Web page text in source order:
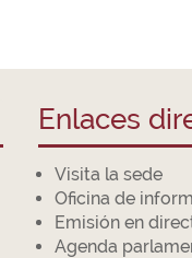
Enlaces
Visita la sede
Oficina de
Emisión en
Agenda